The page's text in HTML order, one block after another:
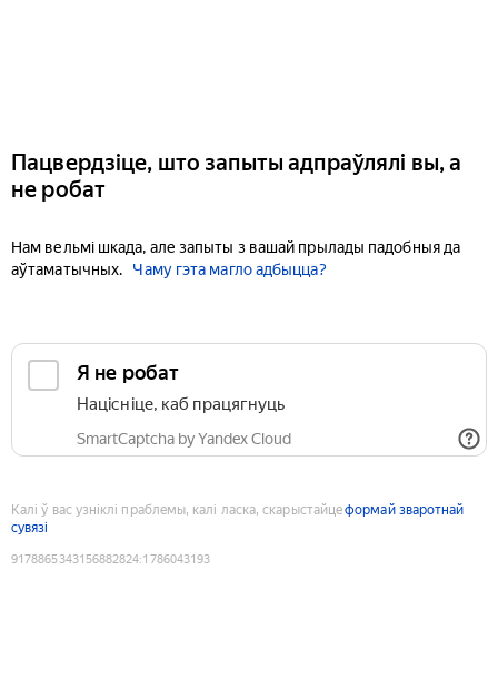
Пацвердзіце, што запыты адпраўлялі вы, а
не робат
Нам вельмі шкада, але запыты з вашай прылады падобныя да
аўтаматычных.
Чаму гэта магло адбыцца?
Я не робат
Націсніце, каб працягнуць
SmartCaptcha by Yandex Cloud
Калі ў вас узніклі праблемы, калі ласка, скарыстайцеформай зваротнай
сувязі
9178865343156882824:1786043193